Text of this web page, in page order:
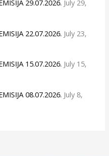
29.07.2026. July 29,
22.07.2026. July 23,
15.07.2026. July 15,
08.07.2026. July 8,